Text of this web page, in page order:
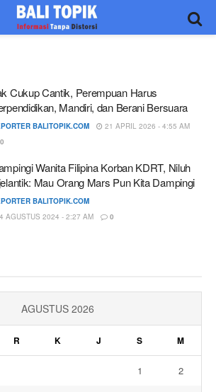
Cukup Cantik, Perempuan Harus
Mandiri, dan Berani Bersuara
BALITOPIK.COM
21 APRIL 2026 - 4:55 AM
0
Wanita Filipina Korban KDRT, Niluh
Mau Orang Mars Pun Kita Dampingi
BALITOPIK.COM
4 AGUSTUS 2024 - 2:27 AM
0
AGUSTUS 2026
R K J S M
1 2